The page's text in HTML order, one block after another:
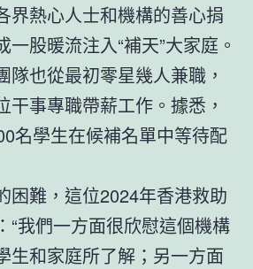
界熱心人士和機構的善心捐
股暖流注入“補天”大家庭。
隊也從最初零星幾人兼職，
干事專職帶薪工作。據悉，
名學生在候補名單中等待配
困難，這位2024年香港救助
“我們一方面很欣慰這個機構
生和家庭所了解；另一方面